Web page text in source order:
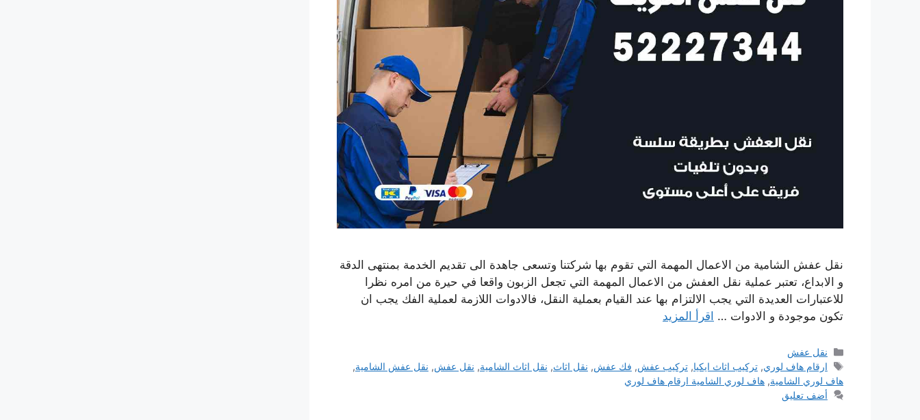
نقل عفش الشامية من الاعمال المهمة التي تقوم بها شركتنا وتسعى جاهدة الى تقديم الخدمة بمنتهى الدقة
و الابداع، تعتبر عملية نقل العفش من الاعمال المهمة التي تجعل الزبون واقعا في حيرة من امره نظرا
للاعتبارات العديدة التي يجب الالتزام بها عند القيام بعملية النقل، فالادوات اللازمة لعملية الفك يجب ان
تكون موجودة و الادوات … اقرأ المزيد
التصنيفات
نقل عفش
الوسوم
ارقام هاف لوري,تركيب اثاث ايكيا,تركيب عفش, فك عفش, نقل اثاث, نقل اثاث الشامية, نقل عفش, نقل عفش الشامية,
هاف لوري الشامية, هاف لوري الشامية ارقام هاف لوري
أضف تعليق